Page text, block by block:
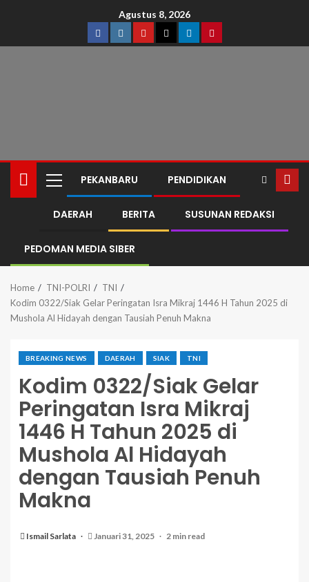
Agustus 8, 2026
PEKANBARU PENDIDIKAN
DAERAH BERITA SUSUNAN REDAKSI
PEDOMAN MEDIA SIBER
Home TNI-POLRI
TNI
Kodim 0322/Siak Gelar Peringatan Isra Mikraj 1446 H Tahun 2025 di
Mushola Al Hidayah dengan Tausiah Penuh Makna
BREAKING NEWS DAERAH SIAK TNI
Kodim 0322/Siak Gelar
Peringatan Isra Mikraj
1446 H Tahun 2025 di
Mushola Al Hidayah
dengan Tausiah Penuh
Makna
Ismail Sarlata Januari 31, 2025 2 min read